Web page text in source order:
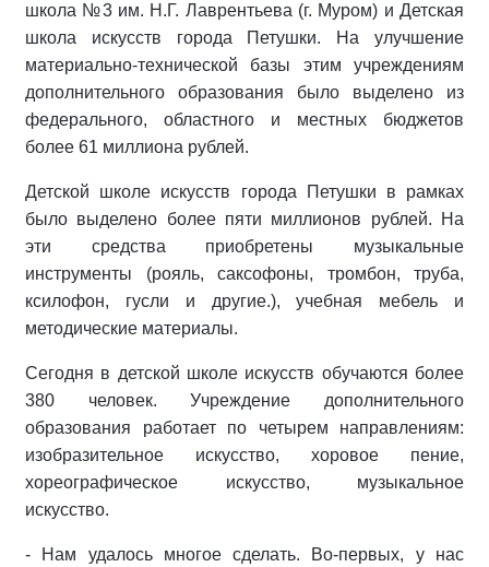
школа №3 им. Н.Г. Лаврентьева (г. Муром) и Детская
школа искусств города Петушки. На улучшение
материально-технической базы этим учреждениям
дополнительного образования было выделено из
федерального, областного и местных бюджетов
более 61 миллиона рублей.
Детской школе искусств города Петушки в рамках
было выделено более пяти миллионов рублей. На
эти средства приобретены музыкальные
инструменты (рояль, саксофоны, тромбон, труба,
ксилофон, гусли и другие.), учебная мебель и
методические материалы.
Сегодня в детской школе искусств обучаются более
380 человек. Учреждение дополнительного
образования работает по четырем направлениям:
изобразительное искусство, хоровое пение,
хореографическое искусство, музыкальное
искусство.
- Нам удалось многое сделать. Во-первых, у нас